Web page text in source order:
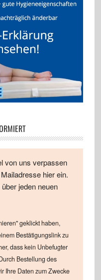
von uns verpassen
hier ein.
jeden neuen
geklickt haben,
Bestätigungslink zu
dass kein Unbefugter
Bestellung des
Ihre Daten zum Zwecke